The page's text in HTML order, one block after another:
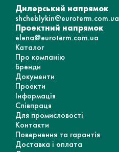
Дилерський напрямок
shcheblykin@euroterm.com.ua
Проектний напрямок
elena@euroterm.com.ua
Каталог
Про компанію
Бренди
Документи
Проекти
Інформація
Співпраця
Для промисловості
Контакти
Повернення та гарантія
Доставка і оплата